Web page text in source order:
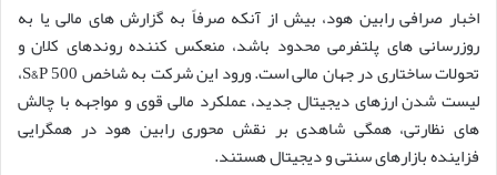
اخبار صرافی رابین هود، بیش از آنکه صرفاً به گزارش های مالی یا به
روزرسانی های پلتفرمی محدود باشد، منعکس کننده روندهای کلان و
تحولات ساختاری در جهان مالی است. ورود این شرکت به شاخص S&P 500،
لیست شدن ارزهای دیجیتال جدید، عملکرد مالی قوی و مواجهه با چالش
های نظارتی، همگی شاهدی بر نقش محوری رابین هود در همگرایی
فزاینده بازارهای سنتی و دیجیتال هستند.